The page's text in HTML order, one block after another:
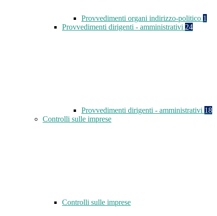
Provvedimenti organi indirizzo-politico 1
Provvedimenti dirigenti - amministrativi 24
Provvedimenti dirigenti - amministrativi 18
Controlli sulle imprese
Controlli sulle imprese